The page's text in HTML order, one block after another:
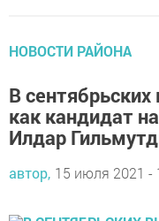
НОВОСТИ РАЙОНА
В
как кандидат
Илдар
автор, 15 июля 2021 -